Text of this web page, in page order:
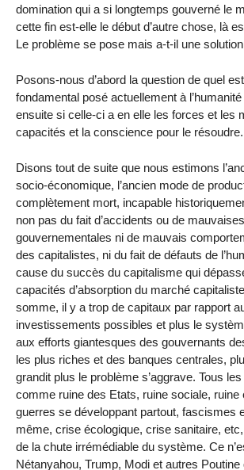
domination qui a si longtemps gouverné le
cette fin est-elle le début d’autre chose, là
Le problème se pose mais a-t-il une
Posons-nous d’abord la question de quel
fondamental posé actuellement à
ensuite si celle-ci a en elle les forces et les
capacités et la conscience pour le résoudre.
Disons tout de suite que nous estimons
socio-économique, l’ancien mode de
complètement mort, incapable
non pas du fait d’accidents ou de
gouvernementales ni de mauvais
des capitalistes, ni du fait de défauts de
cause du succès du capitalisme qui
capacités d’absorption du marché
somme, il y a trop de capitaux par rapport
investissements possibles et plus le
aux efforts giantesques des gouvernants
les plus riches et des banques centrales,
grandit plus le problème s’aggrave. Tous
comme ruine des Etats, ruine sociale, ruine
guerres se développant partout, fascismes
même, crise écologique, crise sanitaire,
de la chute irrémédiable du système. Ce
Nétanyahou, Trump, Modi et autres